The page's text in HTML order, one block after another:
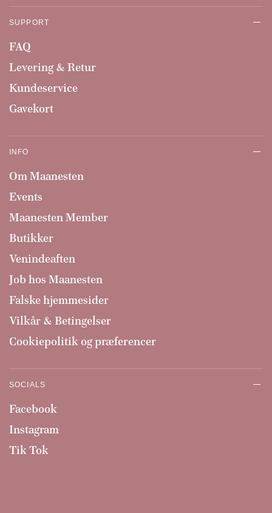
SUPPORT
FAQ
Levering & Retur
Kundeservice
Gavekort
INFO
Om Maanesten
Events
Maanesten Member
Butikker
Venindeaften
Job hos Maanesten
Falske hjemmesider
Vilkår & Betingelser
Cookiepolitik og præferencer
SOCIALS
Facebook
Instagram
Tik Tok